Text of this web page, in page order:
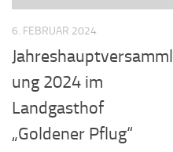
6. FEBRUAR 2024
Jahreshauptversamml
ung 2024 im
Landgasthof
„Goldener Pflug“